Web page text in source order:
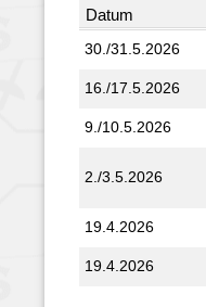
Datum
30./31.5.2026
16./17.5.2026
9./10.5.2026
2./3.5.2026
19.4.2026
19.4.2026